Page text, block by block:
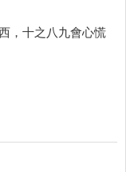
，十之八九會心慌